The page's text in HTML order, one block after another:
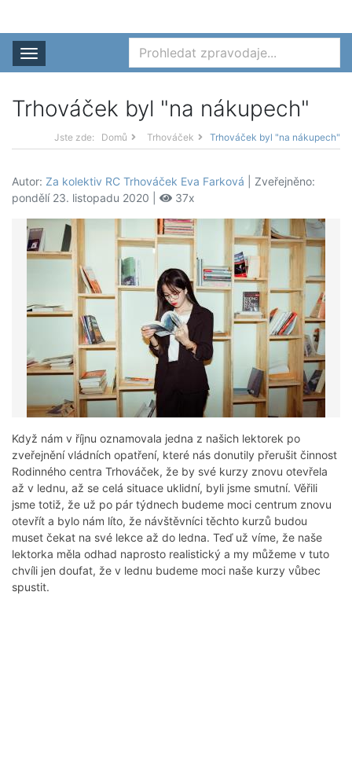
Rozbalit nabídku
Trhováček byl "na nákupech"
Jste zde: Domů Trhováček Trhováček byl "na nákupech"
Autor: Za kolektiv RC Trhováček Eva Farková | Zveřejněno:
pondělí 23. listopadu 2020 |
37x
Když nám v říjnu oznamovala jedna z našich lektorek po
zveřejnění vládních opatření, které nás donutily přerušit činnost
Rodinného centra Trhováček, že by své kurzy znovu otevřela
až v lednu, až se celá situace uklidní, byli jsme smutní. Věřili
jsme totiž, že už po pár týdnech budeme moci centrum znovu
otevřít a bylo nám líto, že návštěvníci těchto kurzů budou
muset čekat na své lekce až do ledna. Teď už víme, že naše
lektorka měla odhad naprosto realistický a my můžeme v tuto
chvíli jen doufat, že v lednu budeme moci naše kurzy vůbec
spustit.